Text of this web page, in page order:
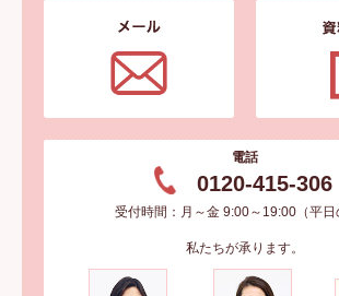
電話
0120-415-306
受付時間：月～金 9:00～19:00（平日
私たちが承ります。